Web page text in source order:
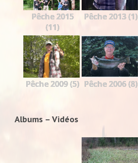
Pêche 2015
(11)
Pêche 2013 (1)
Pêche 2009 (5) Pêche 2006 (8)
Albums – Vidéos